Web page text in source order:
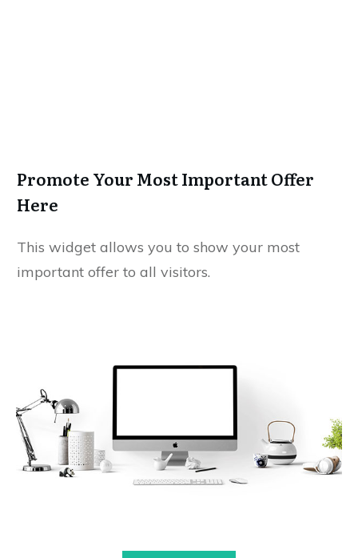
Promote Your Most Important Offer
Here
This widget allows you to show your most
important offer to all visitors.